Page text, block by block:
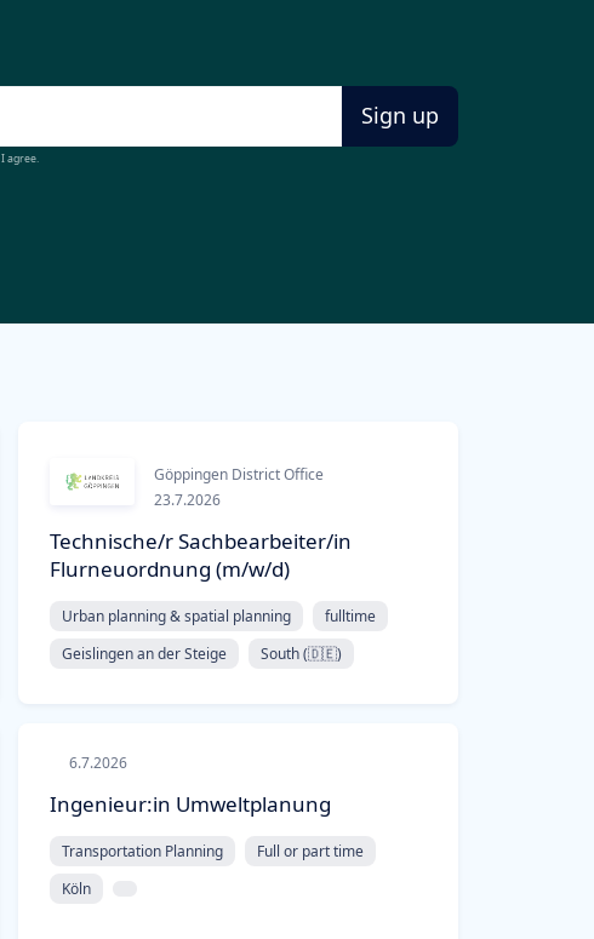
I agree.
Göppingen District Office
23.7.2026
Technische/r Sachbearbeiter/in
Flurneuordnung (m/w/d)
Urban planning & spatial planning
fulltime
Geislingen an der Steige
South (🇩🇪)
6.7.2026
Ingenieur:in Umweltplanung
Transportation Planning
Full or part time
Köln